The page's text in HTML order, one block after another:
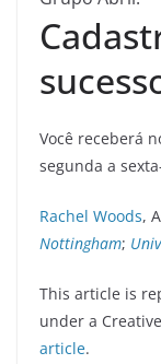
Você receberá
segunda a
Rachel Woods,
Nottingham;
This article is
under a
article.